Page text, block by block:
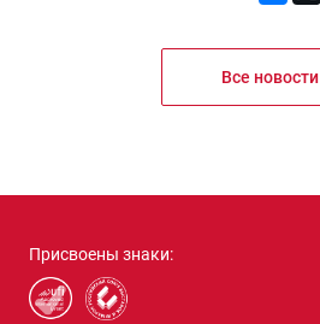
Все новости
Присвоены знаки: